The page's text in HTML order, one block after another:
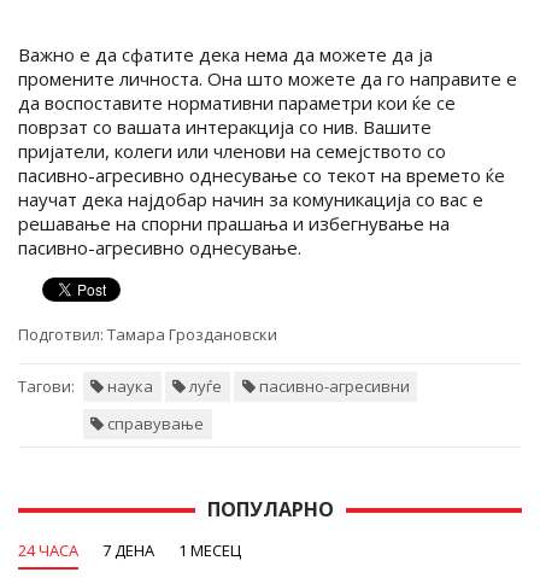
Важно е да сфатите дека нема да можете да ја
промените личноста. Она што можете да го направите е
да воспоставите нормативни параметри кои ќе се
поврзат со вашата интеракција со нив. Вашите
пријатели, колеги или членови на семејството со
пасивно-агресивно однесување со текот на времето ќе
научат дека најдобар начин за комуникација со вас е
решавање на спорни прашања и избегнување на
пасивно-агресивно однесување.
Подготвил: Тамара Гроздановски
Тагови: наука луѓе
пасивно-агресивни
справување
ПОПУЛАРНО
24 ЧАСА 7 ДЕНА 1 МЕСЕЦ